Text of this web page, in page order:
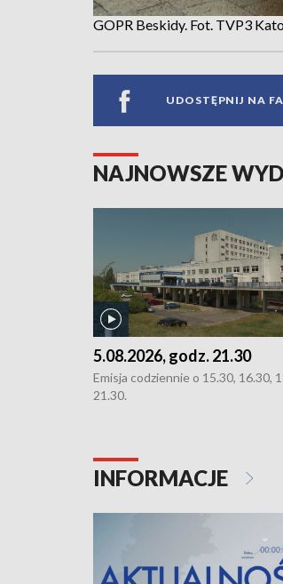
GOPR Beskidy. Fot. TVP3
UDOSTĘPNIJ NA
NAJNOWSZE
5.08.2026, godz. 21.30
Emisja codziennie o 15.30, 16.30,
21.30.
INFORMACJE